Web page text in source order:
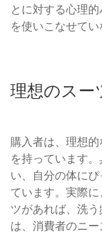
とに対する心理
を使いこなせてい
理想のスー
購入者は、理想
を持っています
い、自分の体に
ています。実際
ツがあれば、洗
は、消費者のニ